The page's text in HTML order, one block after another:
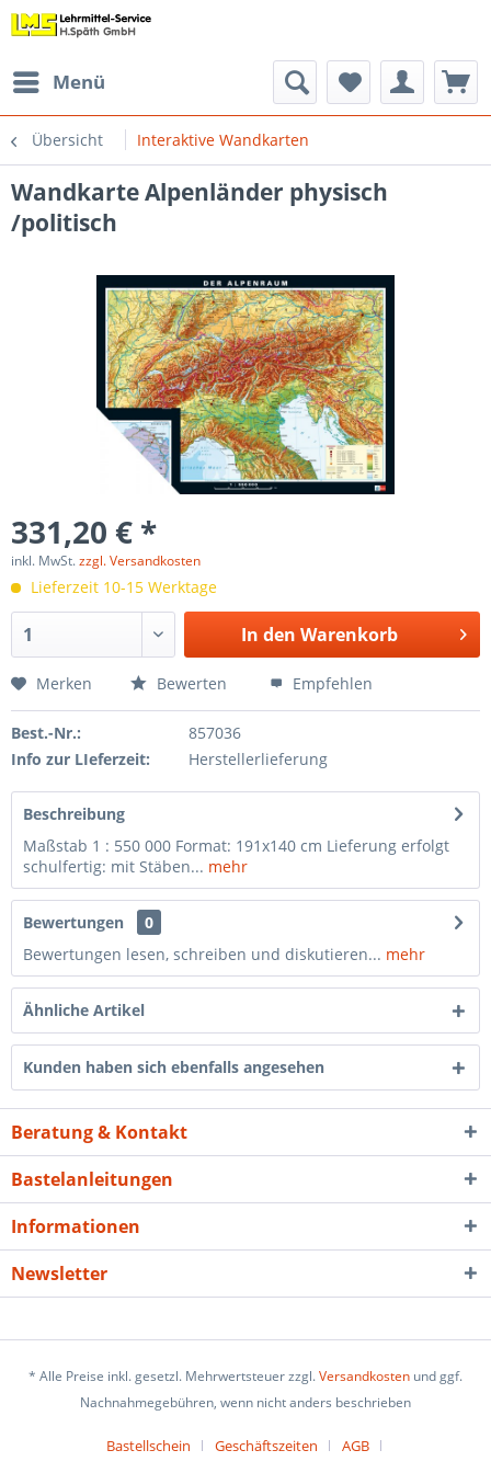
Menü
Übersicht Interaktive Wandkarten
Wandkarte Alpenländer physisch
/politisch
331,20 € *
inkl. MwSt.zzgl. Versandkosten
Lieferzeit 10-15 Werktage
In den Warenkorb
Merken Bewerten Empfehlen
Best.-Nr.:
857036
Info zur LIeferzeit:
Herstellerlieferung
Beschreibung
Maßstab 1 : 550 000 Format: 191x140 cm Lieferung erfolgt
schulfertig: mit Stäben... mehr
Bewertungen
0
Bewertungen lesen, schreiben und diskutieren... mehr
Ähnliche Artikel
Kunden haben sich ebenfalls angesehen
Beratung & Kontakt
Bastelanleitungen
Informationen
Newsletter
* Alle Preise inkl. gesetzl. Mehrwertsteuer zzgl.Versandkosten und ggf.
Nachnahmegebühren, wenn nicht anders beschrieben
Bastellschein Geschäftszeiten AGB